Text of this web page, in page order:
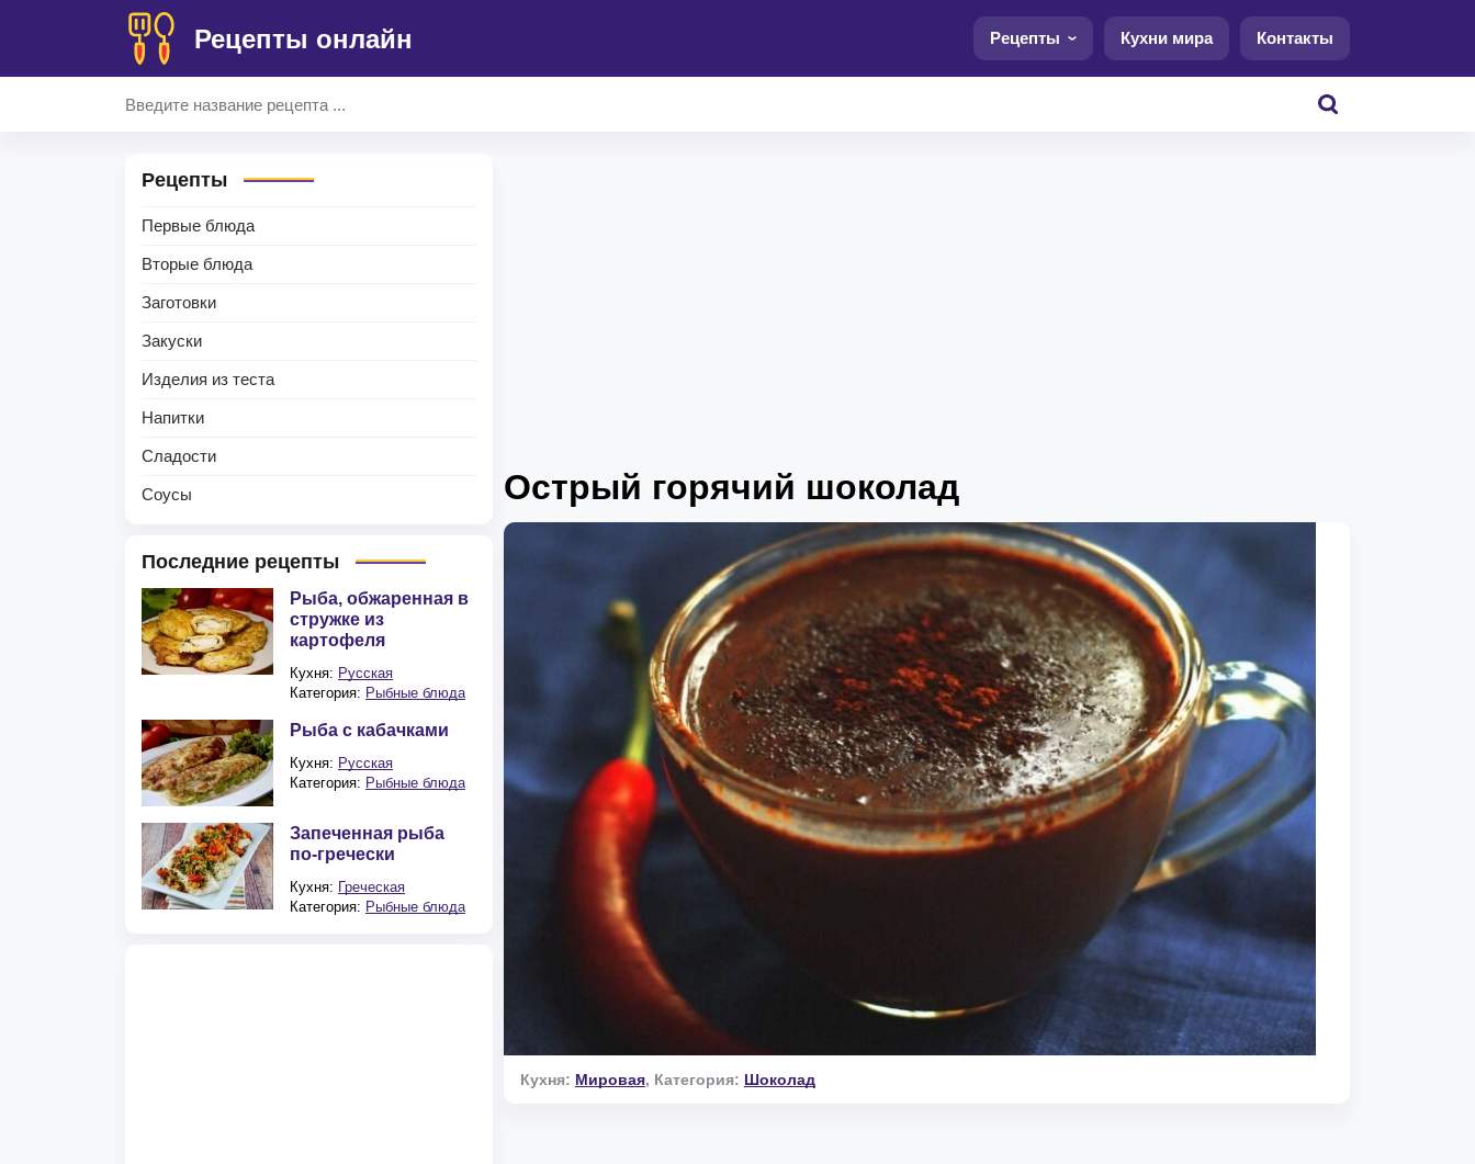
Рецепты онлайн Рецепты Кухни мира Контакты
Острый горячий шоколад
Кухня: Мировая, Категория: Шоколад
Рецепты
Первые блюда
Вторые блюда
Заготовки
Закуски
Изделия из теста
Напитки
Сладости
Соусы
Последние рецепты
Рыба, обжаренная в
стружке из
картофеля
Кухня: Русская
Категория: Рыбные блюда
Рыба с кабачками
Кухня: Русская
Категория: Рыбные блюда
Запеченная рыба
по-гречески
Кухня: Греческая
Категория: Рыбные блюда